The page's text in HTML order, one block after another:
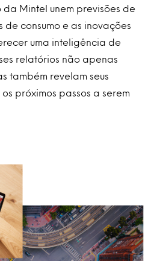
Mintel unem previsões de
consumo e as inovações
uma inteligência de
relatórios não apenas
também revelam seus
próximos passos a serem